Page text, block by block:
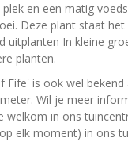
en een matig
Deze plant staat
uitplanten In kleine
planten.
is ook wel bekend
Wil je meer
welkom in ons
elk moment) in ons